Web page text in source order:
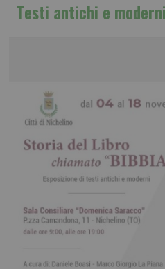
Testi antichi e